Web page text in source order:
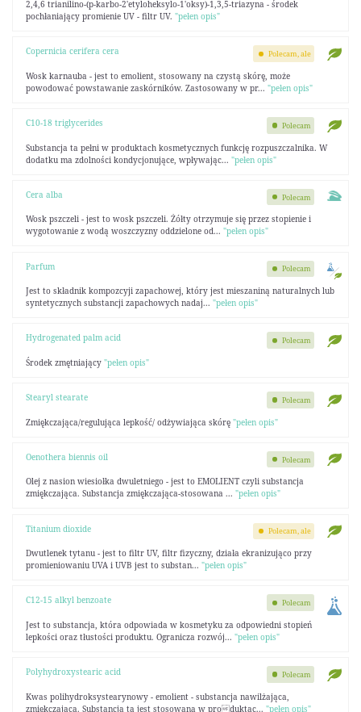
2,4,6 trianilino-(p-karbo-2'etyloheksylo-1'oksy)-1,3,5-triazyna - środek
pochłaniający promienie UV - filtr UV. "pełen opis"
Copernicia cerifera cera
Wosk karnauba - jest to emolient, stosowany na czystą skórę, może
powodować powstawanie zaskórników. Zastosowany w pr... "pełen opis"
Polecam, ale
C10-18 triglycerides
Substancja ta pełni w produktach kosmetycznych funkcję rozpuszczalnika. W
dodatku ma zdolności kondycjonujące, wpływając... "pełen opis"
Polecam
Cera alba
Wosk pszczeli - jest to wosk pszczeli. Żółty otrzymuje się przez stopienie i
wygotowanie z wodą woszczyzny oddzielone od... "pełen opis"
Polecam
Parfum
Jest to składnik kompozcyji zapachowej, który jest mieszaniną naturalnych lub
syntetycznych substancji zapachowych nadaj... "pełen opis"
Polecam
Hydrogenated palm acid
Środek zmętniający "pełen opis"
Polecam
Stearyl stearate
Zmiękczająca/regulująca lepkość/ odżywiająca skórę "pełen opis"
Polecam
Oenothera biennis oil
Olej z nasion wiesiołka dwuletniego - jest to EMOLIENT czyli substancja
zmiękczająca. Substancja zmiękczająca-stosowana ... "pełen opis"
Polecam
Titanium dioxide
Dwutlenek tytanu - jest to filtr UV, filtr fizyczny, działa ekranizująco przy
promieniowaniu UVA i UVB jest to substan... "pełen opis"
Polecam, ale
C12-15 alkyl benzoate
Jest to substancja, która odpowiada w kosmetyku za odpowiedni stopień
lepkości oraz tłustości produktu. Ogranicza rozwój... "pełen opis"
Polecam
Polyhydroxystearic acid
Kwas polihydroksystearynowy - emolient - substancja nawilżająca,
zmiękczająca. Substancja ta jest stosowana w produktac... "pełen opis"
Polecam